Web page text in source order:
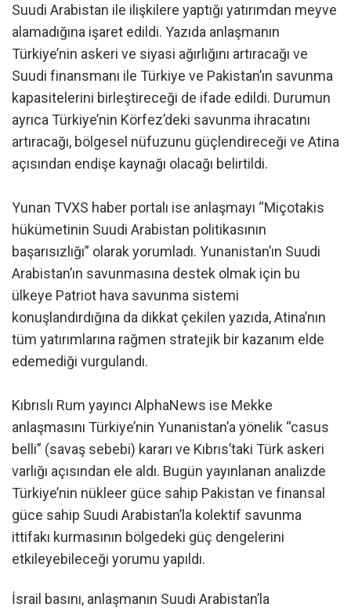
Suudi Arabistan ile ilişkilere yaptığı yatırımdan meyve
alamadığına işaret edildi. Yazıda anlaşmanın
Türkiye’nin askeri ve siyasi ağırlığını artıracağı ve
Suudi finansmanı ile Türkiye ve Pakistan’ın savunma
kapasitelerini birleştireceği de ifade edildi. Durumun
ayrıca Türkiye’nin Körfez’deki savunma ihracatını
artıracağı, bölgesel nüfuzunu güçlendireceği ve Atina
açısından endişe kaynağı olacağı belirtildi.
Yunan TVXS haber portalı ise anlaşmayı “Miçotakis
hükümetinin Suudi Arabistan politikasının
başarısızlığı” olarak yorumladı. Yunanistan’ın Suudi
Arabistan’ın savunmasına destek olmak için bu
ülkeye Patriot hava savunma sistemi
konuşlandırdığına da dikkat çekilen yazıda, Atina’nın
tüm yatırımlarına rağmen stratejik bir kazanım elde
edemediği vurgulandı.
Kıbrıslı Rum yayıncı AlphaNews ise Mekke
anlaşmasını Türkiye’nin Yunanistan’a yönelik “casus
belli” (savaş sebebi) kararı ve Kıbrıs’taki Türk askeri
varlığı açısından ele aldı. Bugün yayınlanan analizde
Türkiye’nin nükleer güce sahip Pakistan ve finansal
güce sahip Suudi Arabistan’la kolektif savunma
ittifakı kurmasının bölgedeki güç dengelerini
etkileyebileceği yorumu yapıldı.
İsrail basını, anlaşmanın Suudi Arabistan’la